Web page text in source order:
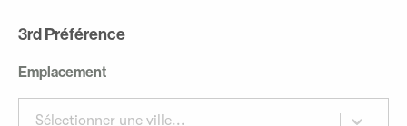
3rd Préférence
Emplacement
Sélectionner une ville...